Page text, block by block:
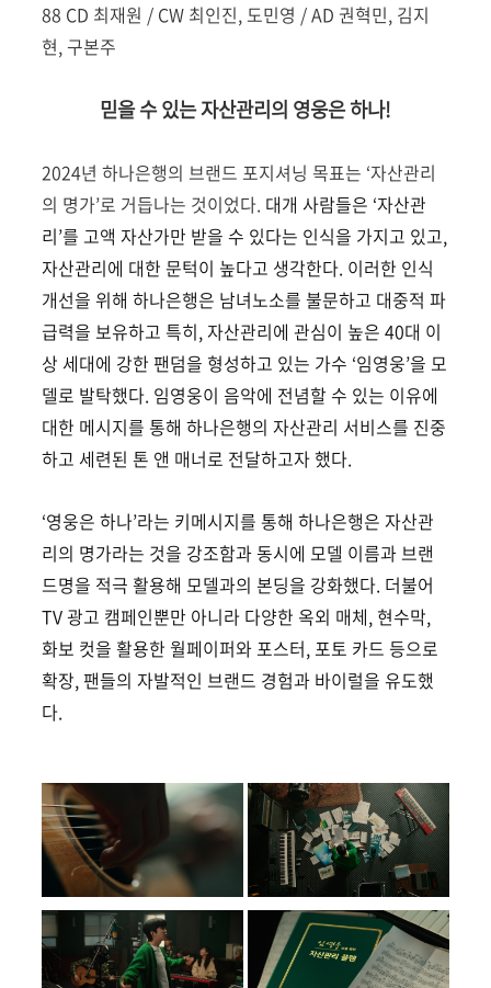
88 CD 최재원 / CW 최인진, 도민영 / AD 권혁민, 김지
현, 구본주
믿을 수 있는 자산관리의 영웅은 하나!
2024년 하나은행의 브랜드 포지셔닝 목표는 ‘자산관리
의 명가’로 거듭나는 것이었다. 대개 사람들은 ‘자산관
리’를 고액 자산가만 받을 수 있다는 인식을 가지고 있고,
자산관리에 대한 문턱이 높다고 생각한다. 이러한 인식
개선을 위해 하나은행은 남녀노소를 불문하고 대중적 파
급력을 보유하고 특히, 자산관리에 관심이 높은 40대 이
상 세대에 강한 팬덤을 형성하고 있는 가수 ‘임영웅’을 모
델로 발탁했다. 임영웅이 음악에 전념할 수 있는 이유에
대한 메시지를 통해 하나은행의 자산관리 서비스를 진중
하고 세련된 톤 앤 매너로 전달하고자 했다.
‘영웅은 하나’라는 키메시지를 통해 하나은행은 자산관
리의 명가라는 것을 강조함과 동시에 모델 이름과 브랜
드명을 적극 활용해 모델과의 본딩을 강화했다. 더불어
TV 광고 캠페인뿐만 아니라 다양한 옥외 매체, 현수막,
화보 컷을 활용한 월페이퍼와 포스터, 포토 카드 등으로
확장, 팬들의 자발적인 브랜드 경험과 바이럴을 유도했
다.